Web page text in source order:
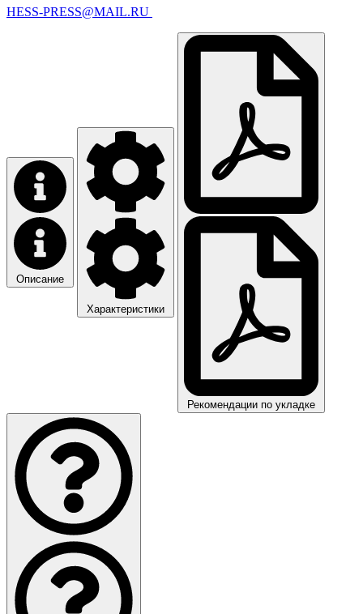
HESS-PRESS@MAIL.RU
Описание
Характеристики
Рекомендации по укладке